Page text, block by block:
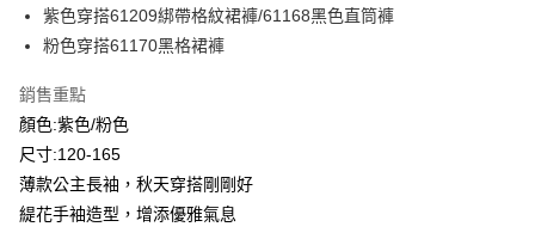
Apple Pay
Google Pay
ATM付款
運送方式
全家付款取貨
每筆NT$80，滿NT$2,000(含以上)免運費
紫色穿搭61209綁帶格紋裙褲/61168黑色直筒褲
粉色穿搭61170黑格裙褲
銷售重點
顏色:紫色/粉色
尺寸:120-165
薄款公主長袖，秋天穿搭剛剛好
緹花手袖造型，增添優雅氣息